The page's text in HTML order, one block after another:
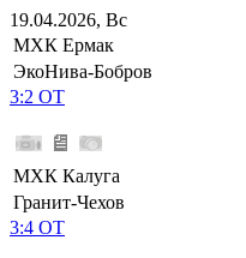
19.04.2026, Вс
МХК Ермак
ЭкоНива-Бобров
3:2 ОТ
МХК Калуга
Гранит-Чехов
3:4 ОТ